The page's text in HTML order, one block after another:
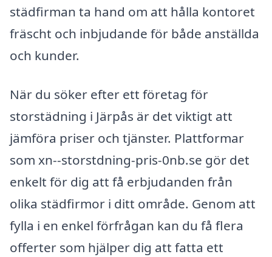
städfirman ta hand om att hålla kontoret
fräscht och inbjudande för både anställda
och kunder.
När du söker efter ett företag för
storstädning i Järpås är det viktigt att
jämföra priser och tjänster. Plattformar
som xn--storstdning-pris-0nb.se gör det
enkelt för dig att få erbjudanden från
olika städfirmor i ditt område. Genom att
fylla i en enkel förfrågan kan du få flera
offerter som hjälper dig att fatta ett